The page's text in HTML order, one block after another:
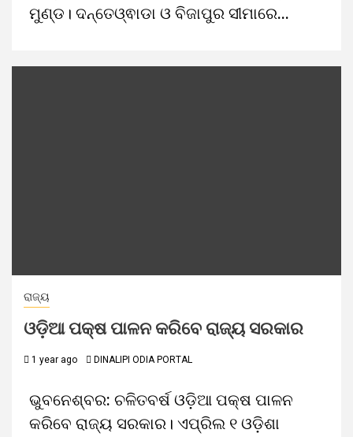
ମୁଣ୍ଡ। ଦନ୍ତେଓ୍ଵାଡା ଓ ବିଜାପୁର ସୀମାରେ...
ରାଜ୍ୟ
ଓଡ଼ିଆ ପକ୍ଷ ପାଳନ କରିବେ ରାଜ୍ୟ ସରକାର
1 year ago DINALIPI ODIA PORTAL
ଭୁବନେଶ୍ବର: ଚଳିତବର୍ଷ ଓଡ଼ିଆ ପକ୍ଷ ପାଳନ
କରିବେ ରାଜ୍ୟ ସରକାର। ଏପ୍ରିଲ ୧ ଓଡ଼ିଶା